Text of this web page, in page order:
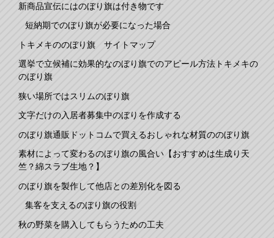
新商品宣伝にはのぼり旗は付き物です
短納期でのぼり旗が必要になった場合
トキメキののぼり旗 サイトマップ
選挙で立候補に効果的なのぼり旗でのアピール方法トキメキの
のぼり旗
狭い場所ではスリムのぼり旗
文字だけの入居者募集中のぼりを作成する
のぼり旗通販ドットコムで買えるおしゃれな材質ののぼり旗
素材によって変わるのぼり旗の風合い【おすすめは生成り天
竺？綿スラブ生地？】
のぼり旗を製作して他店との差別化を図る
集客を支えるのぼり旗の役割
秋の野菜を購入してもらうための工夫